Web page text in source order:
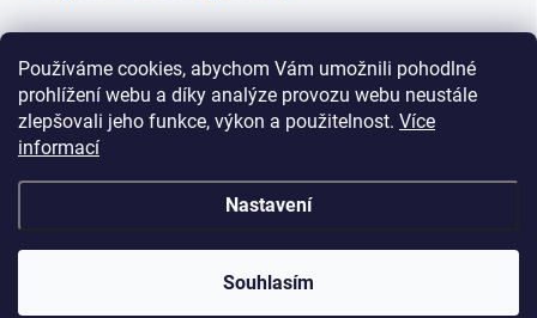
Používáme cookies, abychom Vám umožnili pohodlné
prohlížení webu a díky analýze provozu webu neustále
zlepšovali jeho funkce, výkon a použitelnost. Více
informací
Nastavení
Souhlasím
Zlíchově 240/5, Praha 5 Pondělí, úterý, středa, pátek:
zavřeno 📍 Pobočka Korunní 1295/55, Praha 2 Pondělí
až pátek: 9:00–19:00 Sobota: 10:00–18:00 Neděle:
Jak a čím pomoci »